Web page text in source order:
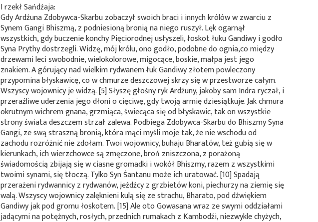
I rzekł Sańdźaja:
Gdy Ardźuna Zdobywca-Skarbu zobaczył swoich braci i innych królów w zwarciu z
Synem Gangi Bhiszmą, z podniesioną bronią na niego ruszył. Lęk ogarnął
wszystkich, gdy buczenie konchy Pięciorodnej usłyszeli, łoskot łuku Gandiwy i godło
Syna Prythy dostrzegli. Widzę, mój królu, ono godło, podobne do ognia,co między
drzewami leci swobodnie, wielokolorowe, migocące, boskie, małpa jest jego
znakiem. A górujący nad wielkim rydwanem łuk Gandiwy złotem powleczony
przypomina błyskawicę, co w chmurze deszczowej skrzy się w przestworze całym.
Wszyscy wojownicy je widzą. [5] Słyszę głośny ryk Ardźuny, jakoby sam Indra ryczał, i
przeraźliwe uderzenia jego dłoni o cięciwę, gdy twoją armię dziesiątkuje. Jak chmura
okrutnym wichrem gnana, grzmiąca, świecąca się od błyskawic, tak on wszystkie
strony świata deszczem strzał zalewa. Podbiega Zdobywca-Skarbu do Bhiszmy Syna
Gangi, ze swą straszną bronią, która mąci myśli moje tak, że nie wschodu od
zachodu rozróżnić nie zdołam. Twoi wojownicy, buhaju Bharatów, też gubią się w
kierunkach, ich wierzchowce są zmęczone, broń zniszczona, z porażoną
świadomością zbijają się w ciasne gromadki i wokół Bhiszmy, razem z wszystkimi
twoimi synami, się tłoczą. Tylko Syn Śantanu może ich uratować. [10] Spadają
przerażeni rydwannicy z rydwanów, jeźdźcy z grzbietów koni, piechurzy na ziemię się
walą. Wszyscy wojownicy zalęknieni kulą się ze strachu, Bharato, pod dźwiękiem
Gandiwy jak pod gromu łoskotem. [15] Ale oto Gowasana wraz ze swymi oddziałami
jadącymi na potężnych, rosłych, przednich rumakach z Kambodźi, niezwykle chyżych,